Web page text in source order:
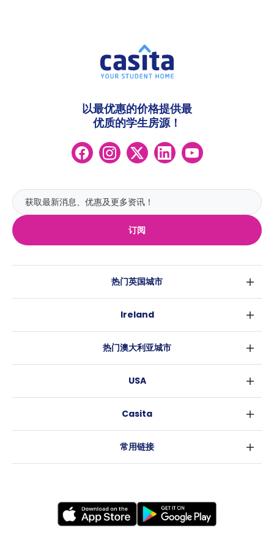
订阅
以最优惠的价格提供最
优质的学生房源！
热门英国城市
格拉斯哥
爱丁堡
利兹
布里斯托
卡迪夫
布拉德福德
纽卡斯尔
Ireland
都柏林
热门澳大利亚城市
布里斯班
阿德莱德
USA
洛杉矶
Casita
常用链接